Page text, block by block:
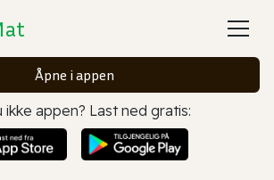
Åpne i appen
ikke appen? Last ned gratis: